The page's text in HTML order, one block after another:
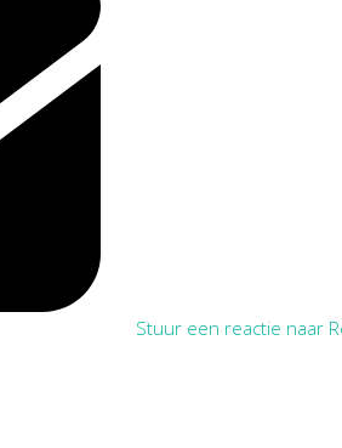
Stuur een reactie naar